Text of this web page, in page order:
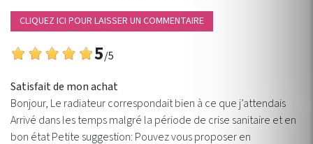
CLIQUEZ ICI POUR LAISSER UN COMMENTAIRE
5/5
Satisfait de mon achat
Bonjour, Le radiateur correspondait bien à ce que j’attendais
Arrivé dans les temps malgré la période de crise sanitaire et en
bon état Petite suggestion: Pouvez vous proposer en